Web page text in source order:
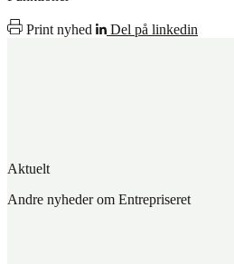
Print nyhed Del på linkedin
Aktuelt
Andre nyheder om Entrepriseret